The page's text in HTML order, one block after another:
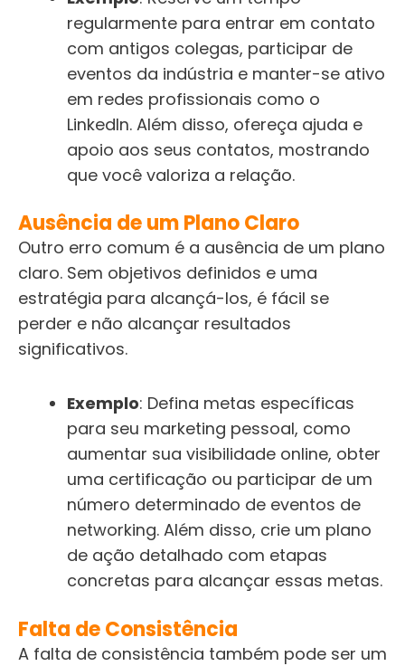
regularmente para entrar em contato
com antigos colegas, participar de
eventos da indústria e manter-se ativo
em redes profissionais como o
LinkedIn. Além disso, ofereça ajuda e
apoio aos seus contatos, mostrando
que você valoriza a relação.
Ausência de um Plano Claro
Outro erro comum é a ausência de um plano
claro. Sem objetivos definidos e uma
estratégia para alcançá-los, é fácil se
perder e não alcançar resultados
significativos.
Exemplo: Defina metas específicas
para seu marketing pessoal, como
aumentar sua visibilidade online, obter
uma certificação ou participar de um
número determinado de eventos de
networking. Além disso, crie um plano
de ação detalhado com etapas
concretas para alcançar essas metas.
Falta de Consistência
A falta de consistência também pode ser um